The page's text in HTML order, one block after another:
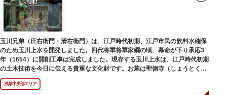
玉川兄弟（庄右衛門・清右衛門）は、江戸時代初期、江戸市民の飲料水確保
のため玉川上水を開発しました。四代将軍将軍家綱の頃、幕命が下り承応3
年（1654）に開削工事は完成しました。現存する玉川上水は、江戸時代初期
の土木技術を今日に伝える貴重な文化財です。お墓は聖徳寺（しょうとく
じ）にあります。
浅草中央部エリア